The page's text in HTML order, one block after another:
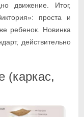
движение. Итог,
проста и
ребенок. Новинка
действительно
(каркас,